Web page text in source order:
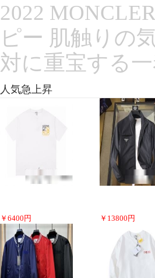
2022
ピー 肌触りの
対に重宝する
人気急上昇
￥ 6400 円 ￥ 13800 円